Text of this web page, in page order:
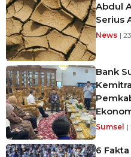
Abdul
Serius
News |
Bank
Sumsel |
6